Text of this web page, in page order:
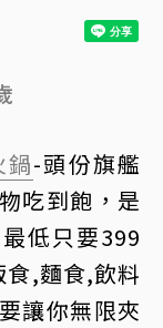
鍋-頭份旗艦
吃到飽，是
低只要399
,麵食,飲料
讓你無限夾